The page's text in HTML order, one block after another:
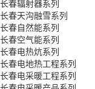
长春辐射器系列
长春天沟融雪系列
长春自然能系列
长春空气能系列
长春电热炕系列
长春电地热工程系列
长春电采暖工程系列